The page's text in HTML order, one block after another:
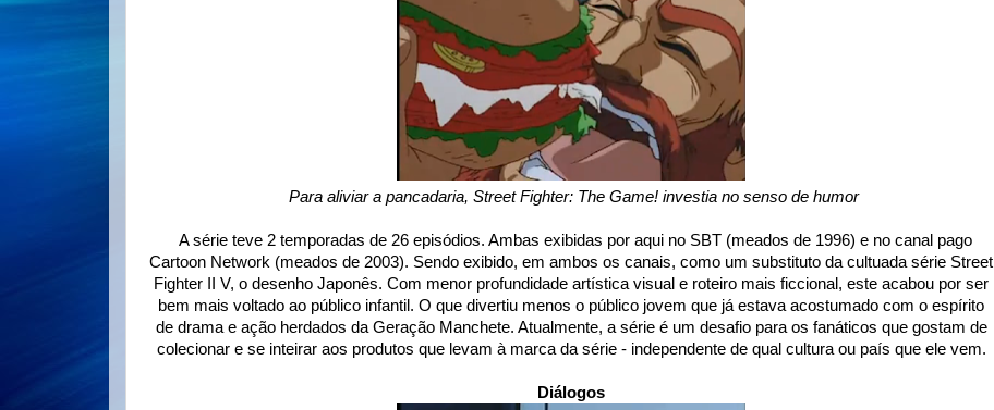
Para aliviar a pancadaria, Street Fighter: The Game! investia no senso de humor
A série teve 2 temporadas de 26 episódios. Ambas exibidas por aqui no SBT (meados de 1996) e no canal pago
Cartoon Network (meados de 2003). Sendo exibido, em ambos os canais, como um substituto da cultuada série Street
Fighter II V, o desenho Japonês. Com menor profundidade artística visual e roteiro mais ficcional, este acabou por ser
bem mais voltado ao público infantil. O que divertiu menos o público jovem que já estava acostumado com o espírito
de drama e ação herdados da Geração Manchete. Atualmente, a série é um desafio para os fanáticos que gostam de
colecionar e se inteirar aos produtos que levam à marca da série - independente de qual cultura ou país que ele vem.
Diálogos